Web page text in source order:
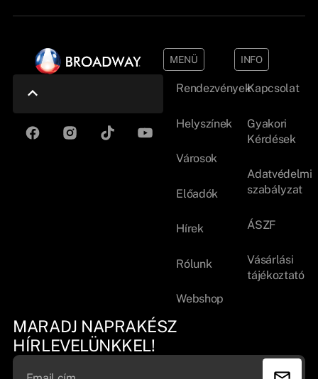
MENÜ
Rendezvények
Helyszínek
Városok
Előadók
Hírek
Rólunk
Webshop
INFO
Kapcsolat
Gyakori
Kérdések
Adatvédelmi
szabályzat
ÁSZF
Vásárlási
tájékoztató
MARADJ NAPRAKÉSZ
HÍRLEVELÜNKKEL!